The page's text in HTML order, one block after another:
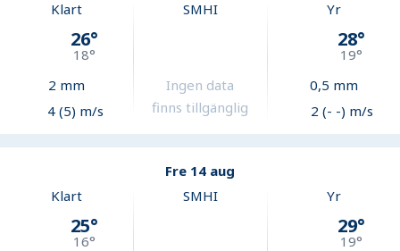
Klart
26°
18°
2 mm
4 (5) m/s
SMHI
Ingen data
finns tillgänglig
Yr
28°
19°
0,5 mm
2 (- -) m/s
Fre 14 aug
Klart
25°
16°
SMHI Yr
29°
19°